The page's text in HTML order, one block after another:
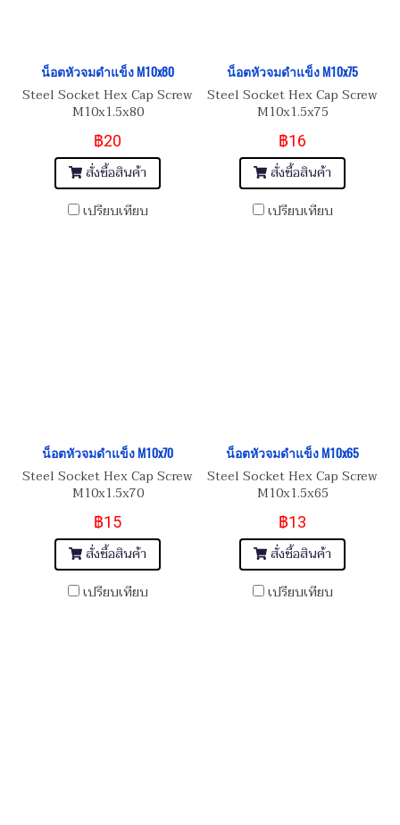
น็อตหัวจมดำแข็ง M10x80
Steel Socket Hex Cap Screw
M10x1.5x80
฿20
สั่งซื้อสินค้า
เปรียบเทียบ
น็อตหัวจมดำแข็ง M10x75
Steel Socket Hex Cap Screw
M10x1.5x75
฿16
สั่งซื้อสินค้า
เปรียบเทียบ
น็อตหัวจมดำแข็ง M10x70
Steel Socket Hex Cap Screw
M10x1.5x70
฿15
สั่งซื้อสินค้า
เปรียบเทียบ
น็อตหัวจมดำแข็ง M10x65
Steel Socket Hex Cap Screw
M10x1.5x65
฿13
สั่งซื้อสินค้า
เปรียบเทียบ